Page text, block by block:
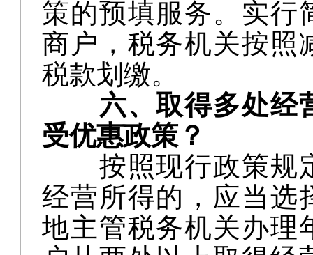
策的预填服务。实行
商户，税务机关按照
税款划缴。
六、取得多处经
受优惠政策？
按照现行政策规
经营所得的，应当选
地主管税务机关办理